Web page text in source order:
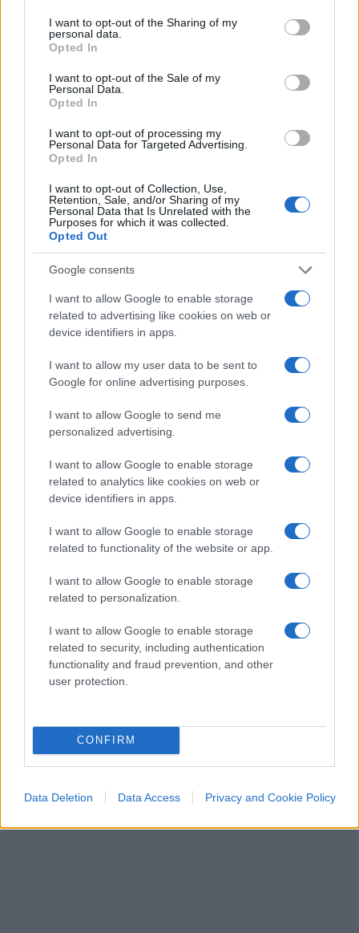
I want to opt-out of the Sharing of my
personal data.
Opted In
I want to opt-out of the Sale of my
Personal Data.
Opted In
I want to opt-out of processing my
Personal Data for Targeted Advertising.
Opted In
I want to opt-out of Collection, Use,
Retention, Sale, and/or Sharing of my
Personal Data that Is Unrelated with the
Purposes for which it was collected.
Opted Out
Google consents
I want to allow Google to enable storage
related to advertising like cookies on web or
device identifiers in apps.
I want to allow my user data to be sent to
Google for online advertising purposes.
I want to allow Google to send me
personalized advertising.
I want to allow Google to enable storage
related to analytics like cookies on web or
device identifiers in apps.
I want to allow Google to enable storage
related to functionality of the website or app.
I want to allow Google to enable storage
related to personalization.
I want to allow Google to enable storage
related to security, including authentication
functionality and fraud prevention, and other
user protection.
CONFIRM
Data Deletion Data Access Privacy and Cookie Policy
Nicola Porro
50
SEDUTE SATIRICHE
Vignetta del 07/08/2026
Islam e comunismo, l’alleanza
contro la libertà che nessuno
vuole vedere
Due ideologie, una stessa ossessione: abolire la
libertà e chiamarla emancipazione
Max Del Papa